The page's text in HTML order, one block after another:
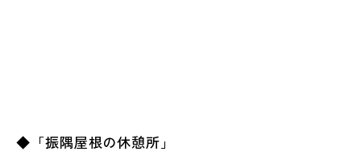
◆「振隅屋根の休憩所」